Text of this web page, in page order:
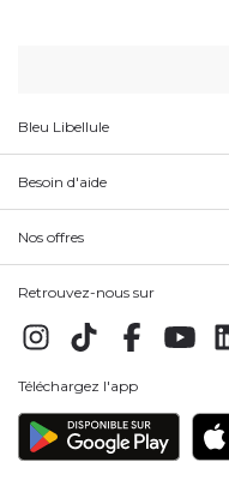
Bleu Libellule
Besoin d'aide
Nos offres
Retrouvez-nous sur
Téléchargez l'app